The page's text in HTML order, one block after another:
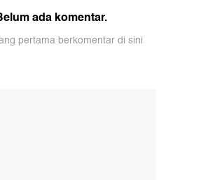
ada komentar.
pertama berkomentar di sini